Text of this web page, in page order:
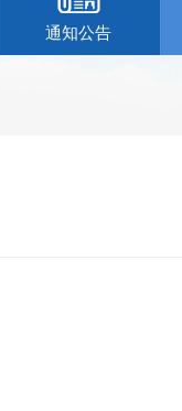
通知公告